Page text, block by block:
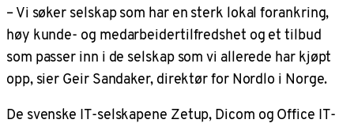
– Vi søker selskap som har en sterk lokal forankring,
høy kunde- og medarbeidertilfredshet og et tilbud
som passer inn i de selskap som vi allerede har kjøpt
opp, sier Geir Sandaker, direktør for Nordlo i Norge.
De svenske IT-selskapene Zetup, Dicom og Office IT-